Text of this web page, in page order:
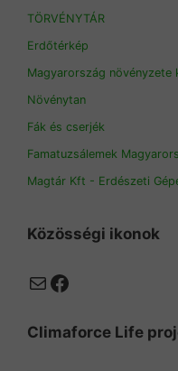
TÖRVÉNYTÁR
Erdőtérkép
Magyarország növényzete
Növénytan
Fák és cserjék
Famatuzsálemek
Magtár Kft - Erdészeti
Közösségi ikonok
MailFacebook
Climaforce Life